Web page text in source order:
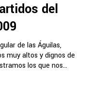
del
de las Águilas,
muy altos y dignos de
los que nos...